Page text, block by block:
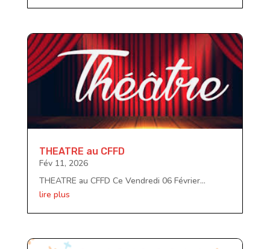
THEATRE au CFFD
Fév 11, 2026
THEATRE au CFFD Ce Vendredi 06 Février...
lire plus